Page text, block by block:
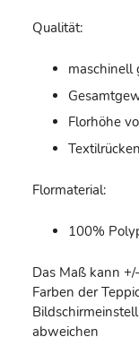
Qualität:
maschinell
Florhöhe
Flormaterial:
100%
Das Maß kann
Farben der
abweichen